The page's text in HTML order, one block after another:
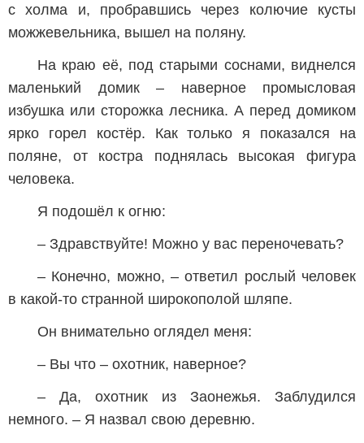
с холма и, пробравшись через колючие кусты
можжевельника, вышел на поляну.
На краю её, под старыми соснами, виднелся
маленький домик – наверное промысловая
избушка или сторожка лесника. А перед домиком
ярко горел костёр. Как только я показался на
поляне, от костра поднялась высокая фигура
человека.
Я подошёл к огню:
– Здравствуйте! Можно у вас переночевать?
– Конечно, можно, – ответил рослый человек
в какой-то странной широкополой шляпе.
Он внимательно оглядел меня:
– Вы что – охотник, наверное?
– Да, охотник из Заонежья. Заблудился
немного. – Я назвал свою деревню.